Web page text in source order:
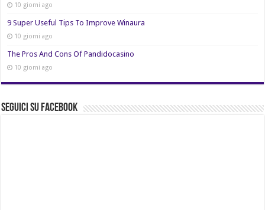
10 giorni ago
9 Super Useful Tips To Improve Winaura
10 giorni ago
The Pros And Cons Of Pandidocasino
10 giorni ago
Seguici su Facebook